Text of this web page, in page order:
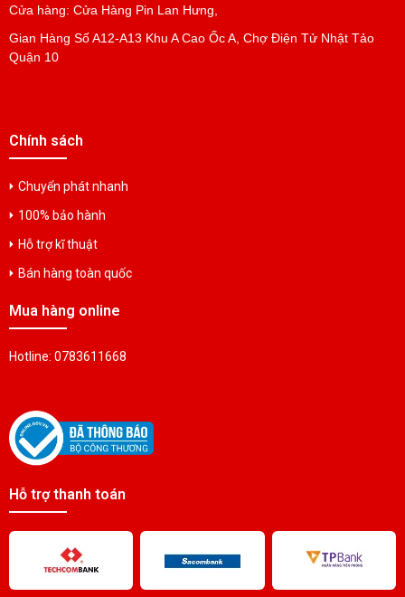
Pin Đồng Xu Panasonic VL2320
Pin Đồng Xu Panasonic VL621
Liên hệ
PIN ĐỒNG XU PANASONIC VL1220
Liên hệ
Pin Lithiumt Camelion CR2016 3V
Liên hệ
Cửa hàng: Cửa Hàng Pin Lan Hưng,
Gian Hàng Số A12-A13 Khu A Cao Ốc A, Chợ Điện Tử Nhật Tảo
Quận 10
Chính sách
Chuyển phát nhanh
100% bảo hành
Hỗ trợ kĩ thuật
Bán hàng toàn quốc
Mua hàng online
Hotline: 0783611668
Hỗ trợ thanh toán